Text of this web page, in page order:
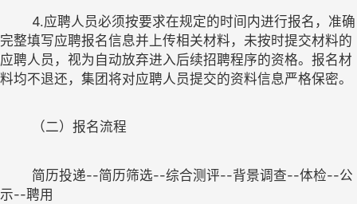
	4.应聘人员
必须按要求在规定的时间内进行报名，准确
完整填写应聘报名信息并上传相关材料，未按时提交材料的
应聘人员 ，视为自动放弃进入后续招聘程序的资格。报名材
料均不退还，集团将对应聘人员提交的资料信息严格保密。
简历投递--简历筛选--综合测评--背景调查--体检--公
示--聘用